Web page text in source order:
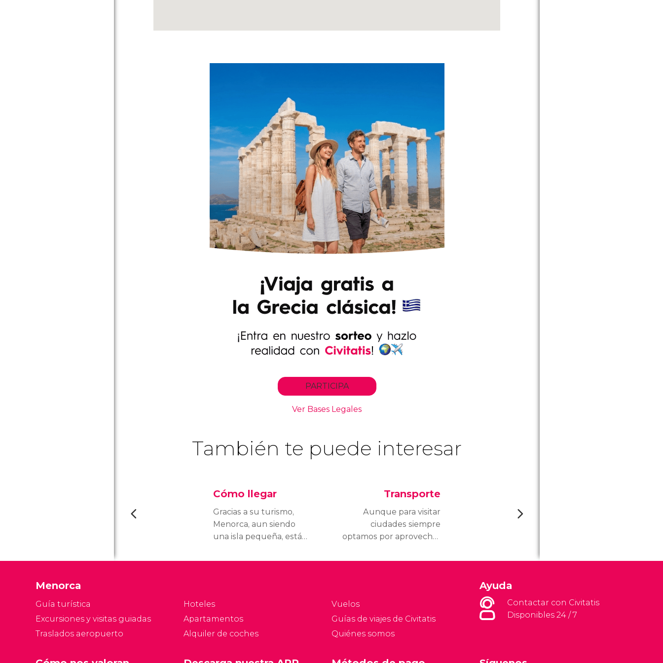
También te puede interesar
Cómo llegar
Gracias a su turismo,
Menorca, aun siendo
una isla pequeña, está
principales ciudades de
Transporte
Aunque para visitar
ciudades siempre
optamos por aprovechar
público, para
Menorca
Guía turística
Excursiones y visitas guiadas
Traslados aeropuerto
Hoteles
Apartamentos
Alquiler de coches
Vuelos
Guías de viajes de Civitatis
Quiénes somos
Ayuda
Contactar con Civitatis
Disponibles 24 / 7